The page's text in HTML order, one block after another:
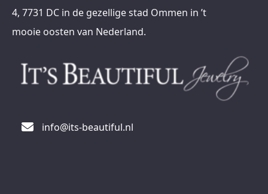
4, 7731 DC in de gezellige stad Ommen in ’t
mooie oosten van Nederland.
info@its-beautiful.nl